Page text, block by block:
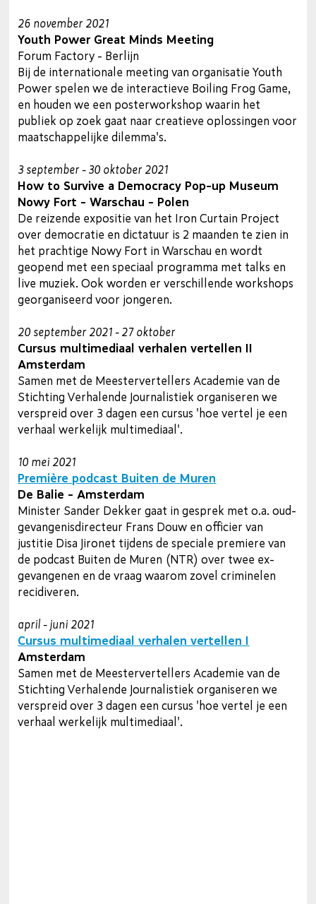
26 november 2021
Youth Power Great Minds Meeting
Forum Factory - Berlijn
Bij de internationale meeting van organisatie Youth
Power spelen we de interactieve Boiling Frog Game,
en houden we een posterworkshop waarin het
publiek op zoek gaat naar creatieve oplossingen voor
maatschappelijke dilemma's.
3 september - 30 oktober 2021
How to Survive a Democracy Pop-up Museum
Nowy Fort - Warschau - Polen
De reizende expositie van het Iron Curtain Project
over democratie en dictatuur is 2 maanden te zien in
het prachtige Nowy Fort in Warschau en wordt
geopend met een speciaal programma met talks en
live muziek. Ook worden er verschillende workshops
georganiseerd voor jongeren.
20 september 2021 - 27 oktober
Cursus multimediaal verhalen vertellen II
Amsterdam
Samen met de Meestervertellers Academie van de
Stichting Verhalende Journalistiek organiseren we
verspreid over 3 dagen een cursus 'hoe vertel je een
verhaal werkelijk multimediaal'.
10 mei 2021
Première podcast Buiten de Muren
De Balie - Amsterdam
Minister Sander Dekker gaat in gesprek met o.a. oud-
gevangenisdirecteur Frans Douw en officier van
justitie Disa Jironet tijdens de speciale premiere van
de podcast Buiten de Muren (NTR) over twee ex-
gevangenen en de vraag waarom zovel criminelen
recidiveren.
april - juni 2021
Cursus multimediaal verhalen vertellen I
Amsterdam
Samen met de Meestervertellers Academie van de
Stichting Verhalende Journalistiek organiseren we
verspreid over 3 dagen een cursus 'hoe vertel je een
verhaal werkelijk multimediaal'.